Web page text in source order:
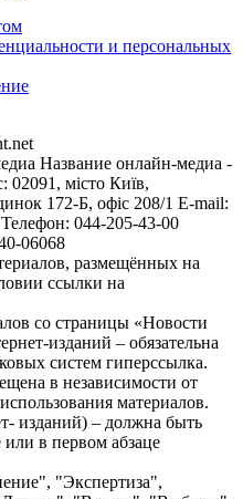
и персональных
Название онлайн-медиа -
02091, місто Київ,
172-Б, офіс 208/1 E-mail:
Телефон: 044-205-43-00
06068
размещённых на
ссылки на
со страницы «Новости
изданий – обязательна
систем гиперссылка.
в независимости от
материалов.
изданий) – должна быть
или в первом абзаце
"Экспертиза",